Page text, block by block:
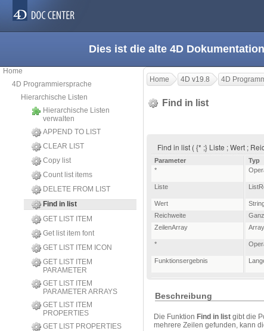
Dies ist die alte 4D
Home
4D Programmiersprache
Hierarchische Listen
Hierarchische Listen
verwalten
APPEND TO LIST
CLEAR LIST
Copy list
Count list items
DELETE FROM LIST
Find in list
GET LIST ITEM
Get list item font
GET LIST ITEM ICON
GET LIST ITEM
PARAMETER
GET LIST ITEM
PARAMETER ARRAYS
GET LIST ITEM
PROPERTIES
GET LIST PROPERTIES
Home 4D v19.8 4D
Find in list
Find in list ( {* ;} Liste ; Wert ;
Parameter Typ
*
Liste
Wert
Reichweite
ZeilenArray
*
Funktionsergebnis
Beschreibung
Die Funktion Find in list gibt die
mehrere Zeilen gefunden, kann